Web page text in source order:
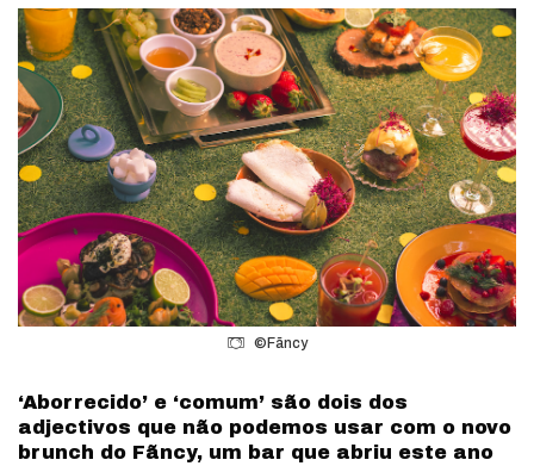
©Fãncy
‘Aborrecido’ e ‘comum’ são dois dos
adjectivos que não podemos usar com o novo
brunch do Fãncy, um bar que abriu este ano